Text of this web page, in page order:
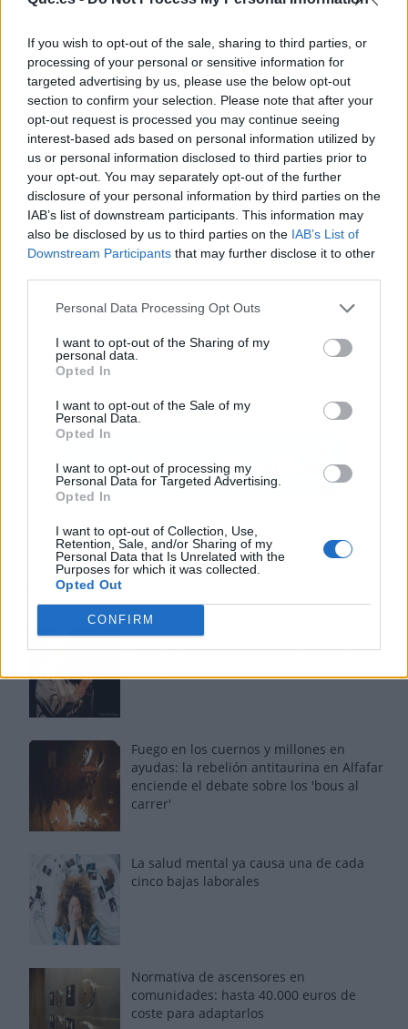
If you wish to opt-out of the sale, sharing to third parties, or
processing of your personal or sensitive information for
targeted advertising by us, please use the below opt-out
section to confirm your selection. Please note that after your
opt-out request is processed you may continue seeing
interest-based ads based on personal information utilized by
us or personal information disclosed to third parties prior to
your opt-out. You may separately opt-out of the further
disclosure of your personal information by third parties on the
IAB’s list of downstream participants. This information may
also be disclosed by us to third parties on the IAB’s List of
Downstream Participants that may further disclose it to other
Personal Data Processing Opt Outs
I want to opt-out of the Sharing of my
personal data.
Opted In
I want to opt-out of the Sale of my
Personal Data.
Opted In
I want to opt-out of processing my
Personal Data for Targeted Advertising.
Opted In
I want to opt-out of Collection, Use,
Retention, Sale, and/or Sharing of my
Personal Data that Is Unrelated with the
Purposes for which it was collected.
Opted Out
CONFIRM
Publicidad
Los más vistos
Tom Jones demuestra en Madrid que su
voz sigue desafiando implacable el paso
Fuego en los cuernos y millones en
ayudas: la rebelión antitaurina en Alfafar
enciende el debate sobre los 'bous al
carrer'
La salud mental ya causa una de cada
cinco bajas laborales
Normativa de ascensores en
comunidades: hasta 40.000 euros de
coste para adaptarlos